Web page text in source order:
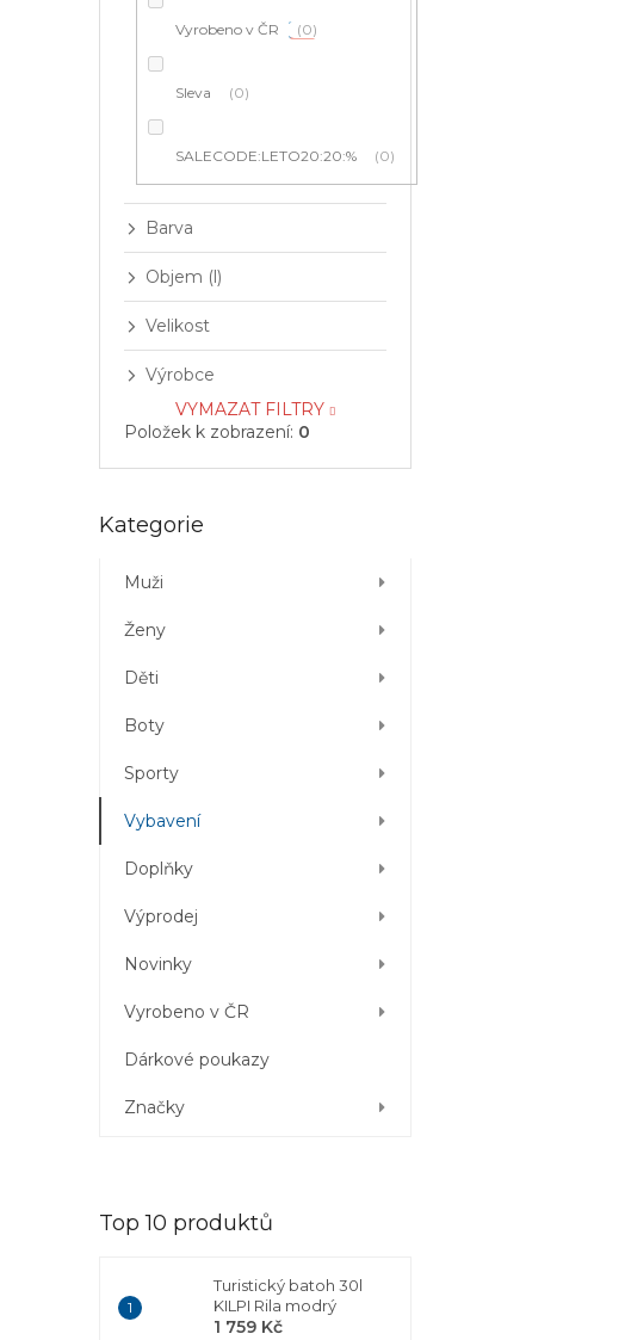
Vyrobeno v ČR 0
Sleva 0
SALECODE:LETO20:20:% 0
Barva
Objem (l)
Velikost
Výrobce
VYMAZAT FILTRY
Položek k zobrazení: 0
Přeskočit
Kategorie
Muži
Ženy
Děti
Boty
Sporty
Vybavení
Doplňky
Výprodej
Novinky
Vyrobeno v ČR
Dárkové poukazy
Značky
Top 10 produktů
Turistický batoh 30l
KILPI Rila modrý
1 759 Kč